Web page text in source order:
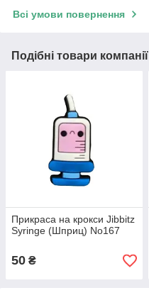
Всі умови повернення
Подібні товари компанії
Прикраса на крокси Jibbitz
Syringe (Шприц) No167
50 ₴